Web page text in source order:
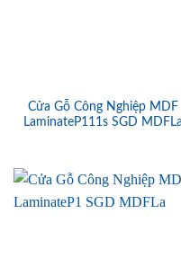
Cửa Gỗ Công Nghiệp MDF
LaminateP111s SGD MDFLa